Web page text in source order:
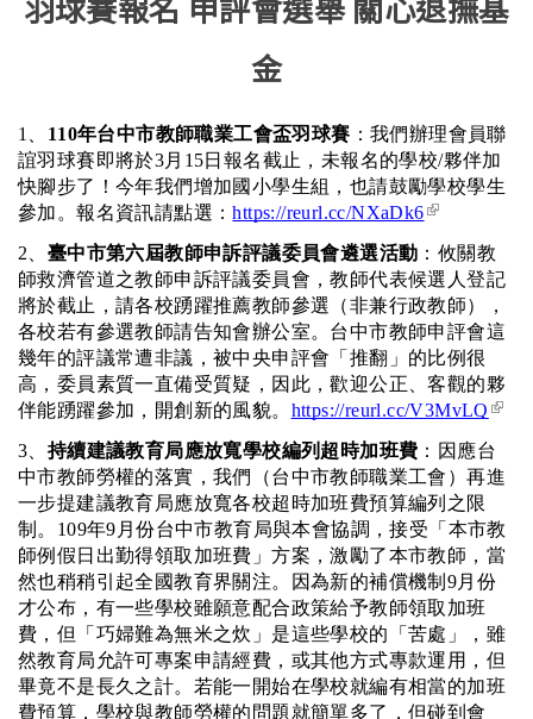
金
1、 110年台中市教師職業工會盃羽球賽 ：我們辦理會員聯
誼羽球賽即將於3月15日報名截止，未報名的學校/夥伴加
快腳步了！今年我們增加國小學生組，也請鼓勵學校學生
參加。報名資訊請點選：https://reurl.cc/NXaDk6(link is
2、 臺中市第六屆教師申訴評議委員會遴選活動 ：攸關教
師救濟管道之教師申訴評議委員會，教師代表候選人登記
將於截止，請各校踴躍推薦教師參選（非兼行政教師），
各校若有參選教師請告知會辦公室。台中市教師申評會這
幾年的評議常遭非議，被中央申評會「推翻」的比例很
高，委員素質一直備受質疑，因此，歡迎公正、客觀的夥
伴能踴躍參加，開創新的風貌。 https://reurl.cc/V3MvLQ
3、 持續建議教育局應放寬學校編列超時加班費 ：因應台
中市教師勞權的落實，我們（台中市教師職業工會）再進
一步提建議教育局應放寬各校超時加班費預算編列之限
制。109年9月份台中市教育局與本會協調，接受「本市教
師例假日出勤得領取加班費」方案，激勵了本市教師，當
然也稍稍引起全國教育界關注。因為新的補償機制9月份
才公布，有一些學校雖願意配合政策給予教師領取加班
費，但「巧婦難為無米之炊」是這些學校的「苦處」，雖
然教育局允許可專案申請經費，或其他方式專款運用，但
畢竟不是長久之計。若能一開始在學校就編有相當的加班
費預算，學校與教師勞權的問題就簡單多了，但碰到會